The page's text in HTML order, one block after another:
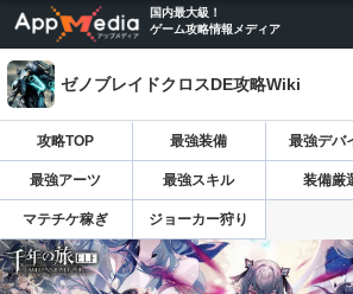
国内最大級！
ゲーム攻略情報メディア
ゼノブレイドクロスDE攻略Wiki
攻略TOP 最強装備 最強デバ
最強アーツ 最強スキル 装備厳
マテチケ稼ぎ ジョーカー狩り